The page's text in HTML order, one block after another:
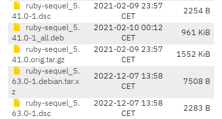
ruby-sequel_5.
41.0-1.dsc
2021-02-09 23:57
CET
2254 B
ruby-sequel_5.
41.0-1_all.deb
2021-02-10 00:12
CET
961 KiB
ruby-sequel_5.
41.0.orig.tar.gz
2021-02-09 23:57
CET
1552 KiB
ruby-sequel_5.
63.0-1.debian.tar.x
z
2022-12-07 13:58
CET
7508 B
ruby-sequel_5.
63.0-1.dsc
2022-12-07 13:58
CET
2283 B